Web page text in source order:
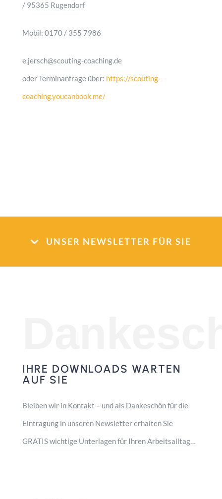
/ 95365 Rugendorf
Mobil: 0170 / 355 7986
e.jersch@scouting-coaching.de
oder Terminanfrage über: https://scouting-
coaching.youcanbook.me/
UNSER NEWSLETTER FÜR SIE
IHRE DOWNLOADS WARTEN
AUF SIE
Bleiben wir in Kontakt – und als Dankeschön für die
Eintragung in unseren Newsletter erhalten Sie
GRATIS wichtige Unterlagen für Ihren Arbeitsalltag…